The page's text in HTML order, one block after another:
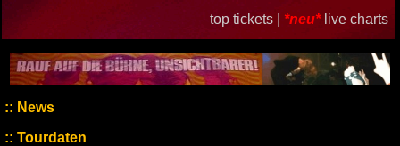
top tickets | *neu* live charts
News
Tourdaten